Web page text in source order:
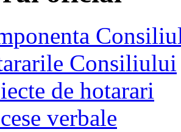
Consiliului
de hotarari
verbale